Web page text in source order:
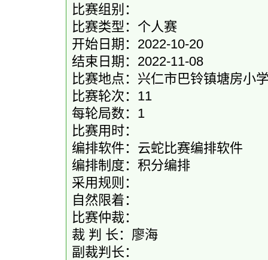
比赛组别：
比赛类型：个人赛
开始日期：2022-10-20
结束日期：2022-11-08
比赛地点：兴仁市巴铃镇塘房小
比赛轮次：11
每轮局数：1
比赛用时：
编排软件：云蛇比赛编排软件
编排制度：积分编排
采用规则：
自然限着：
比赛仲裁：
裁 判 长：廖海
副裁判长：